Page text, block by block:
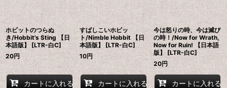
ホビットのつらぬ
き/Hobbit's Sting 【日
本語版】 [LTR-白C]
20円
カートに入れる
すばしこいホビッ
ト/Nimble Hobbit 【日
本語版】 [LTR-白C]
10円
カートに入れる
今は怒りの時、今は滅び
の時！/Now for Wrath,
Now for Ruin! 【日本語
版】 [LTR-白C]
20円
カートに入れる